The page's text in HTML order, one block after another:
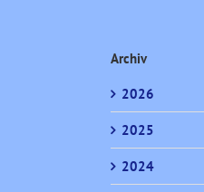
Archiv
2026
2025
2024